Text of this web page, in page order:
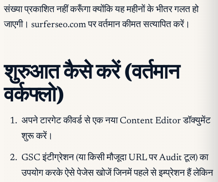
संख्या प्रकाशित नहीं करूँगा क्योंकि यह महीनों के भीतर गलत हो
जाएगी। surferseo.com पर वर्तमान कीमत सत्यापित करें।
शुरुआत कैसे करें (वर्तमान
वर्कफ्लो)
अपने टारगेट कीवर्ड से एक नया Content Editor डॉक्युमेंट
शुरू करें।
GSC इंटीग्रेशन (या किसी मौजूदा URL पर Audit टूल) का
उपयोग करके ऐसे पेजेस खोजें जिनमें पहले से इम्प्रेशन हैं लेकिन